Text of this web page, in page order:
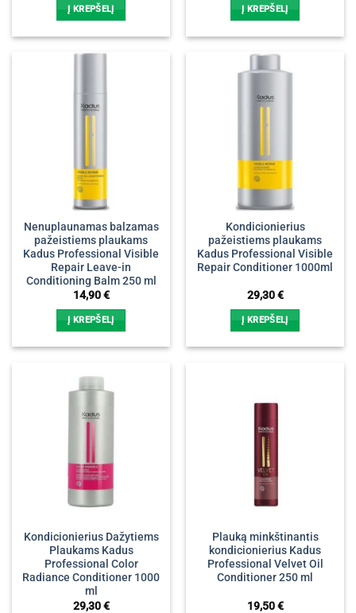
Į KREPŠELĮ Į KREPŠELĮ
Nenuplaunamas balzamas
pažeistiems plaukams
Kadus Professional Visible
Repair Leave-in
Conditioning Balm 250 ml
14,90€
Į KREPŠELĮ
Kondicionierius
pažeistiems plaukams
Kadus Professional Visible
Repair Conditioner 1000ml
29,30€
Į KREPŠELĮ
Kondicionierius Dažytiems
Plaukams Kadus
Professional Color
Radiance Conditioner 1000
ml
29,30€
Plauką minkštinantis
kondicionierius Kadus
Professional Velvet Oil
Conditioner 250 ml
19,50€